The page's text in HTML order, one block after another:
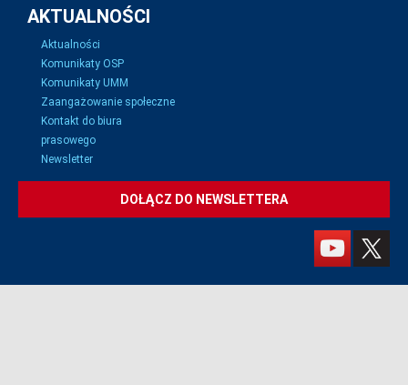
AKTUALNOŚCI
Aktualności
Komunikaty OSP
Komunikaty UMM
Zaangażowanie społeczne
Kontakt do biura
prasowego
Newsletter
DOŁĄCZ DO NEWSLETTERA